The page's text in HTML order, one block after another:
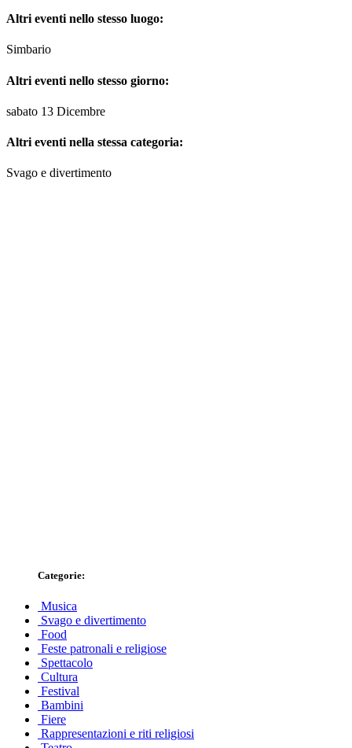
Altri eventi nello stesso luogo:
Simbario
Altri eventi nello stesso giorno:
sabato 13 Dicembre
Altri eventi nella stessa categoria:
Svago e divertimento
Categorie:
Musica
Svago e divertimento
Food
Feste patronali e religiose
Spettacolo
Cultura
Festival
Bambini
Fiere
Rappresentazioni e riti religiosi